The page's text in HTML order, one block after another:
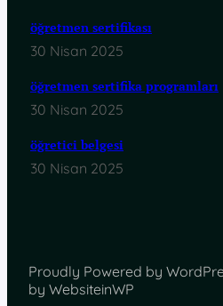
öğretmen sertifikası
30 Nisan 2025
öğretmen sertifika programları
30 Nisan 2025
öğretici belgesi
30 Nisan 2025
Proudly Powered by
by WebsiteinWP